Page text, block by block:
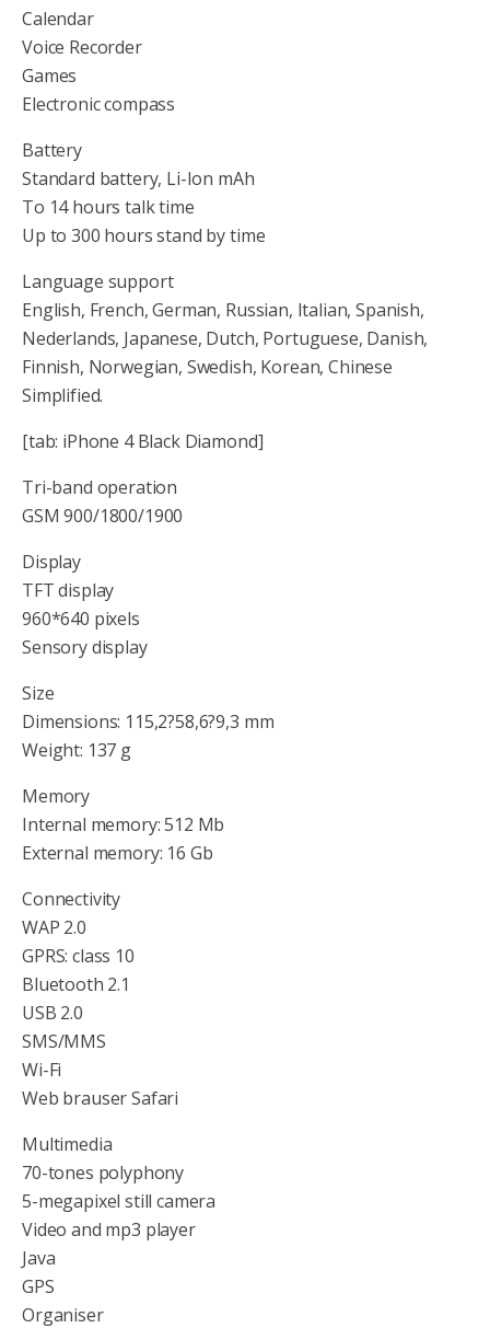
Calendar
Voice Recorder
Games
Electronic compass
Battery
Standard battery, Li-Ion mAh
To 14 hours talk time
Up to 300 hours stand by time
Language support
English, French, German, Russian, Italian, Spanish,
Nederlands, Japanese, Dutch, Portuguese, Danish,
Finnish, Norwegian, Swedish, Korean, Chinese
Simplified.
[tab: iPhone 4 Black Diamond]
Tri-band operation
GSM 900/1800/1900
Display
TFT display
960*640 pixels
Sensory display
Size
Dimensions: 115,2?58,6?9,3 mm
Weight: 137 g
Memory
Internal memory: 512 Mb
External memory: 16 Gb
Connectivity
WAP 2.0
GPRS: class 10
Bluetooth 2.1
USB 2.0
SMS/MMS
Wi-Fi
Web brauser Safari
Multimedia
70-tones polyphony
5-megapixel still camera
Video and mp3 player
Java
GPS
Organiser